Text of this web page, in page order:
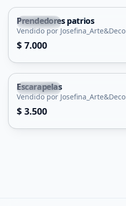
La Punta
Prendedores patrios
Vendido por Josefina_Arte&Deco
$ 7.000
La Punta
Escarapelas
Vendido por Josefina_Arte&Deco
$ 3.500